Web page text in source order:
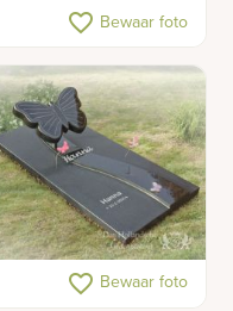
Schetsontwerp bloem op
favorite_border Bewaar foto
Kindergrafsteen met
favorite_border Bewaar foto